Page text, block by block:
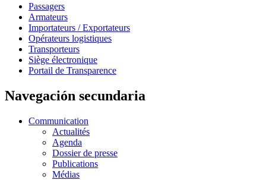
Passagers
Armateurs
Importateurs / Exportateurs
Opérateurs logistiques
Transporteurs
Siège électronique
Portail de Transparence
Navegación secundaria
Communication
Actualités
Agenda
Dossier de presse
Publications
Médias